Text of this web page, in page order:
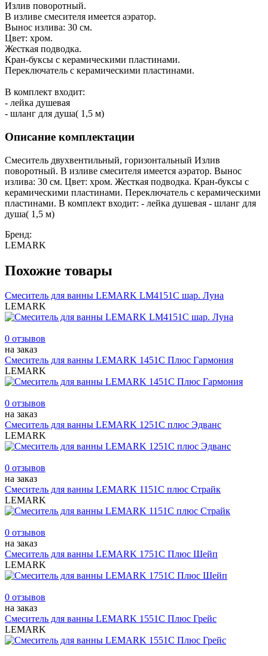
Излив поворотный.
В изливе смесителя имеется аэратор.
Вынос излива: 30 см.
Цвет: хром.
Жесткая подводка.
Кран-буксы с керамическими пластинами.
Переключатель с керамическими пластинами.
В комплект входит:
- лейка душевая
- шланг для душа( 1,5 м)
Описание комплектации
Смеситель двухвентильный, горизонтальный Излив
поворотный. В изливе смесителя имеется аэратор. Вынос
излива: 30 см. Цвет: хром. Жесткая подводка. Кран-буксы с
керамическими пластинами. Переключатель с керамическими
пластинами. В комплект входит: - лейка душевая - шланг для
душа( 1,5 м)
Бренд:
LEMARK
Похожие товары
Смеситель для ванны LEMARK LM4151С шар. Луна
LEMARK
0 отзывов
на заказ
Смеситель для ванны LEMARK 1451C Плюс Гармония
LEMARK
0 отзывов
на заказ
Смеситель для ванны LEMARK 1251С плюс Эдванс
LEMARK
0 отзывов
на заказ
Смеситель для ванны LEMARK 1151С плюс Страйк
LEMARK
0 отзывов
на заказ
Смеситель для ванны LEMARK 1751C Плюс Шейп
LEMARK
0 отзывов
на заказ
Смеситель для ванны LEMARK 1551C Плюс Грейс
LEMARK